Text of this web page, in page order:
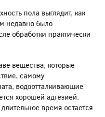
пола выглядит, как
недавно было
обработки практически
вещества, которые
самому
водоотталкивающие
хорошей адгезией.
время остается